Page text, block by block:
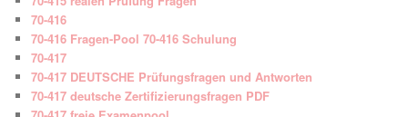
70-416
70-416 Fragen-Pool 70-416 Schulung
70-417
70-417 DEUTSCHE Prüfungsfragen und Antworten
70-417 deutsche Zertifizierungsfragen PDF